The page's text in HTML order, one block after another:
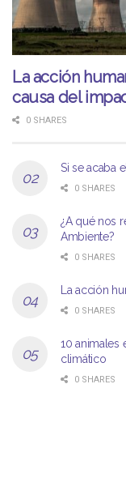
La acción
causa del
0 SHARES
Si se acaba
0 SHARES
¿A qué nos
Ambiente?
0 SHARES
La acción
0 SHARES
10 animales
climático
0 SHARES